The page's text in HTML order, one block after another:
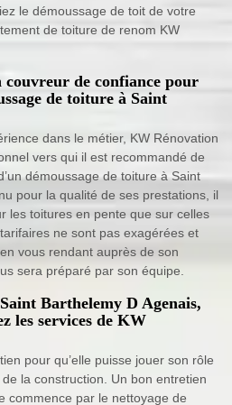
le démoussage de toit de votre
de toiture de renom KW
de confiance pour
de toiture à Saint
dans le métier, KW Rénovation
vers qui il est recommandé de
démoussage de toiture à Saint
pour la qualité de ses prestations, il
les toitures en pente que sur celles
ne sont pas exagérées et
vous rendant auprès de son
sera préparé par son équipe.
Barthelemy D Agenais,
les services de KW
pour qu’elle puisse jouer son rôle
la construction. Un bon entretien
commence par le nettoyage de